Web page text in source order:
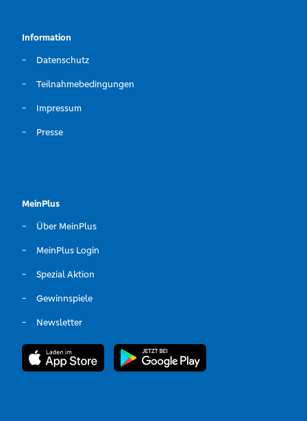
Information
Datenschutz
Teilnahmebedingungen
Impressum
Presse
MeinPlus
Über MeinPlus
MeinPlus Login
Spezial Aktion
Gewinnspiele
Newsletter